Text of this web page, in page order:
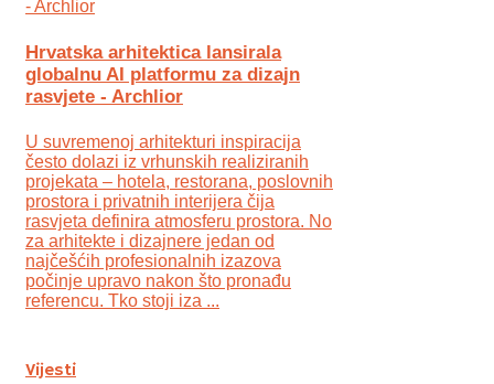
Hrvatska arhitektica lansirala
globalnu AI platformu za dizajn
rasvjete - Archlior
U suvremenoj arhitekturi inspiracija
često dolazi iz vrhunskih realiziranih
projekata – hotela, restorana, poslovnih
prostora i privatnih interijera čija
rasvjeta definira atmosferu prostora. No
za arhitekte i dizajnere jedan od
najčešćih profesionalnih izazova
počinje upravo nakon što pronađu
referencu. Tko stoji iza ...
Vijesti